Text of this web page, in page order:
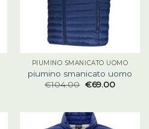
PIUMINO SMANICATO UOMO
piumino smanicato uomo
€104.00 €69.00